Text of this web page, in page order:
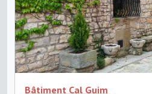
Bâtiment Cal Guim